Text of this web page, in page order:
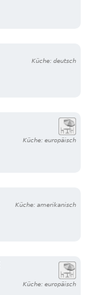
Küche: deutsch
Küche: europäisch
Küche: amerikanisch
Küche: europäisch